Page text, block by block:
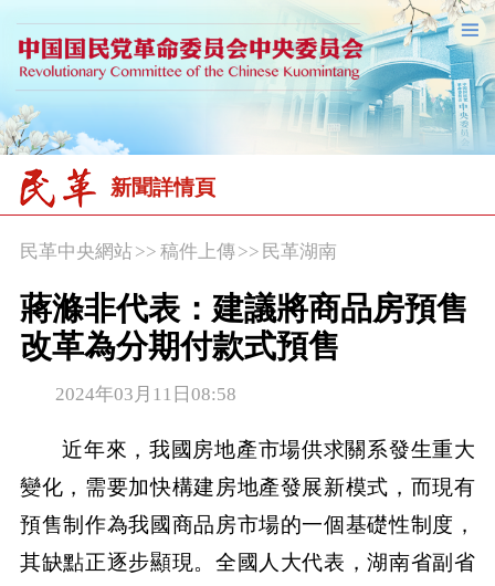
新聞詳情頁
民革中央網站>> 稿件上傳>> 民革湖南
蔣滌非代表：建議將商品房預售
改革為分期付款式預售
2024年03月11日08:58
近年來，我國房地產市場供求關系發生重大
變化，需要加快構建房地產發展新模式，而現有
預售制作為我國商品房市場的一個基礎性制度，
其缺點正逐步顯現。全國人大代表，湖南省副省